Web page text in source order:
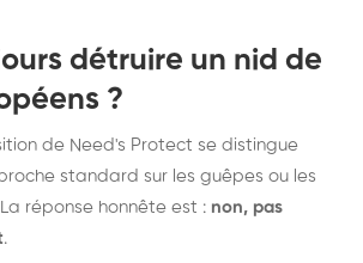
détruire un nid de
?
de Need's Protect se distingue
standard sur les guêpes ou les
réponse honnête est : non, pas
.